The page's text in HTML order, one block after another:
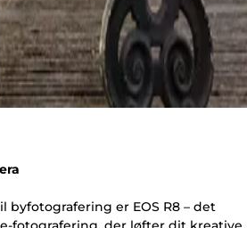
byfotografering er EOS R8 – det